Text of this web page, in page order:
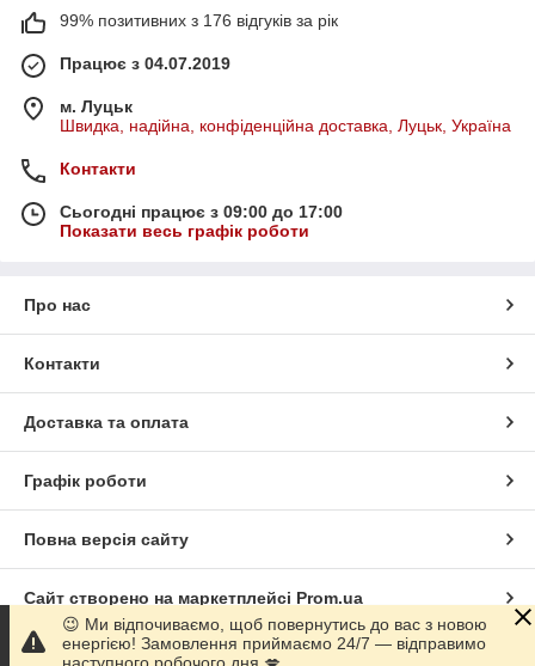
99% позитивних з 176 відгуків за рік
Працює з 04.07.2019
м. Луцьк
Швидка, надійна, конфіденційна доставка, Луцьк, Україна
Контакти
Сьогодні працює з 09:00 до 17:00
Показати весь графік роботи
Про нас
Контакти
Доставка та оплата
Графік роботи
Повна версія сайту
Сайт створено на маркетплейсі Prom.ua
Політика конфіденційності
😉 Ми відпочиваємо, щоб повернутись до вас з новою
енергією! Замовлення приймаємо 24/7 — відправимо